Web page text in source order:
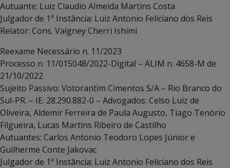
Autuante: Luiz Claudio Almeida Martins Costa
Julgador de 1ª Instância: Luiz Antonio Feliciano dos Reis
Relator: Cons. Valgney Cherri Ishimi
Reexame Necessário n. 11/2023
Processo n. 11/015048/2022-Digital – ALIM n. 4658-M de
21/10/2022
Sujeito Passivo: Votorantim Cimentos S/A – Rio Branco do
Sul-PR. – IE: 28.290.882-0 – Advogados: Celso Luiz de
Oliveira, Aldemir Ferreira de Paula Augusto, Tiago Tenório
Filgueira, Lucas Martins Ribeiro de Castilho
Autuantes: Carlos Antonio Teodoro Lopes Júnior e
Guilherme Conte Jakovac
Julgador de 1ª Instância: Luiz Antonio Feliciano dos Reis